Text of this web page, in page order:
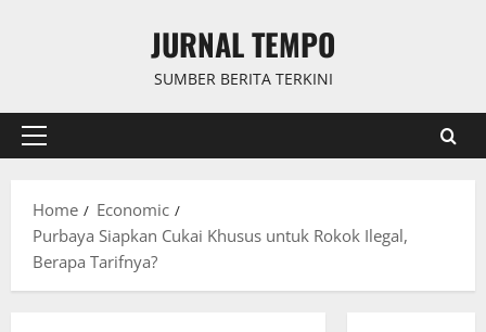
JURNAL TEMPO
SUMBER BERITA TERKINI
Primary
Home
Economic
Purbaya Siapkan Cukai Khusus untuk Rokok Ilegal,
Berapa Tarifnya?